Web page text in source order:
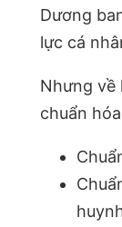
Dương
lực cá
Nhưng về
chuẩn